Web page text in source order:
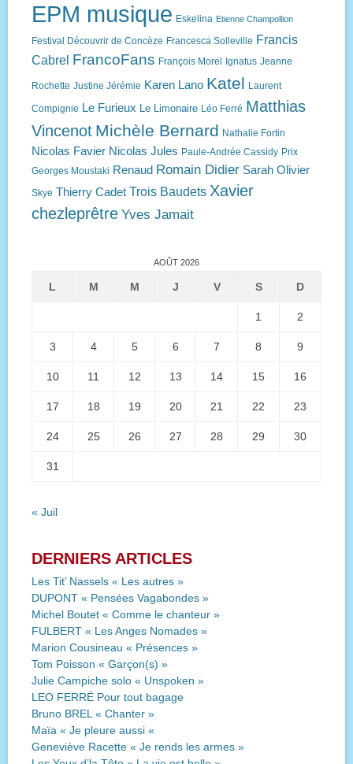
EPM musique Eskelina Etienne Champollion
Festival Découvrir de Concèze Francesca Solleville Francis
Cabrel FrancoFans François Morel Ignatus Jeanne
Rochette Justine Jérémie Karen Lano Katel Laurent
Compignie Le Furieux Le Limonaire Léo Ferré Matthias
Vincenot Michèle Bernard Nathalie Fortin
Nicolas Favier Nicolas Jules Paule-Andrée Cassidy Prix
Georges Moustaki Renaud Romain Didier Sarah Olivier
Skye Thierry Cadet Trois Baudets Xavier
chezleprêtre Yves Jamait
AOÛT 2026
L M M J V S D
1 2
3 4 5 6 7 8 9
10 11 12 13 14 15 16
17 18 19 20 21 22 23
24 25 26 27 28 29 30
31
« Juil
DERNIERS ARTICLES
Les Tit’ Nassels « Les autres »
DUPONT « Pensées Vagabondes »
Michel Boutet « Comme le chanteur »
FULBERT « Les Anges Nomades »
Marion Cousineau « Présences »
Tom Poisson « Garçon(s) »
Julie Campiche solo « Unspoken »
LEO FERRÉ Pour tout bagage
Bruno BREL « Chanter »
Maïa « Je pleure aussi «
Geneviève Racette « Je rends les armes »